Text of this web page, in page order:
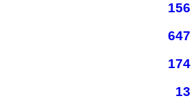
156
647
174
13